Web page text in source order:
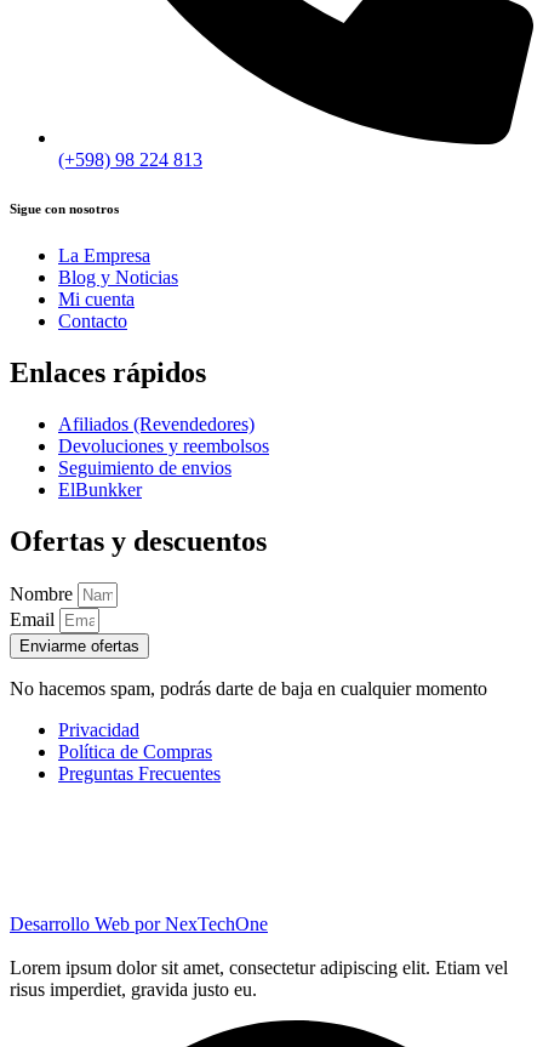
(+598) 98 224 813
Sigue con nosotros
La Empresa
Blog y Noticias
Mi cuenta
Contacto
Enlaces rápidos
Afiliados (Revendedores)
Devoluciones y reembolsos
Seguimiento de envios
ElBunkker
Ofertas y descuentos
Nombre
Email
Enviarme ofertas
No hacemos spam, podrás darte de baja en cualquier momento
Privacidad
Política de Compras
Preguntas Frecuentes
Desarrollo Web porNexTechOne
Lorem ipsum dolor sit amet, consectetur adipiscing elit. Etiam vel
risus imperdiet, gravida justo eu.